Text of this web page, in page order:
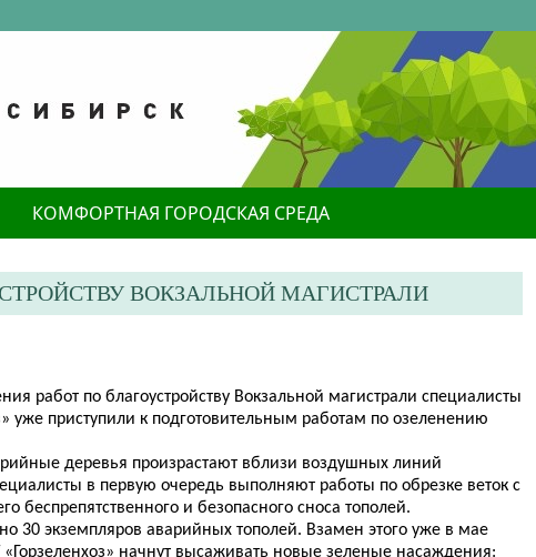
КОМФОРТНАЯ ГОРОДСКАЯ СРЕДА
ВОКЗАЛЬНОЙ МАГИСТРАЛИ
работ по благоустройству Вокзальной магистрали специалисты
уже приступили к подготовительным работам по озеленению
деревья произрастают вблизи воздушных линий
в первую очередь выполняют работы по обрезке веток с
беспрепятственного и безопасного сноса тополей.
30 экземпляров аварийных тополей. Взамен этого уже в мае
начнут высаживать новые зеленые насаждения: